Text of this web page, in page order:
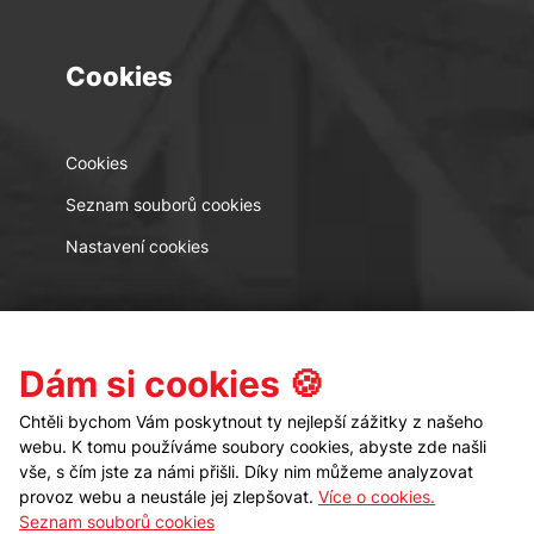
Cookies
Cookies
Seznam souborů cookies
Nastavení cookies
Kontakt Sledujte nás
Dám si cookies 🍪
Chtěli bychom Vám poskytnout ty nejlepší zážitky z našeho
webu. K tomu používáme soubory cookies, abyste zde našli
vše, s čím jste za námi přišli. Díky nim můžeme analyzovat
provoz webu a neustále jej zlepšovat. Více o cookies.
Seznam souborů cookies